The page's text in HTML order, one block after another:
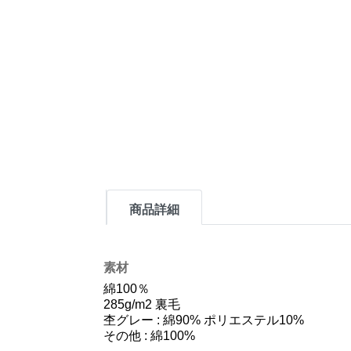
商品詳細
素材
綿100％
285g/m2 裏毛
杢グレー : 綿90% ポリエステル10%
その他 : 綿100%